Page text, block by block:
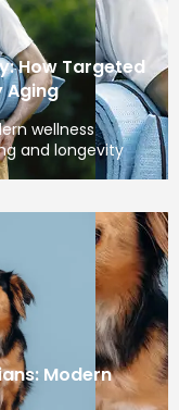
How Targeted
Aging
wellness
and longevity
Modern